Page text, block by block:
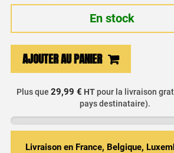
En stock
quantité
liquide
Noix
AJOUTER AU PANIER
Plus que 29,99 € HTpour la livraison
pays destinataire).
Livraison en France, Belgique,